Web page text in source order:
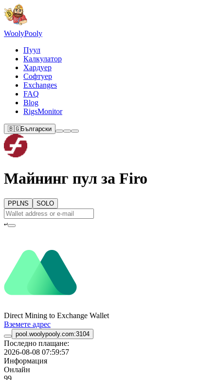
WoolyPooly
Пуул
Калкулатор
Хардуер
Софтуер
Exchanges
FAQ
Blog
RigsMonitor
🇧🇬Български
Майнинг пул за Firo
PPLNS SOLO
↵
Direct Mining to Exchange Wallet
Вземете адрес
pool.woolypooly.com:3104
Последно плащане:
2026-08-08 07:59:57
Информация
Онлайн
99